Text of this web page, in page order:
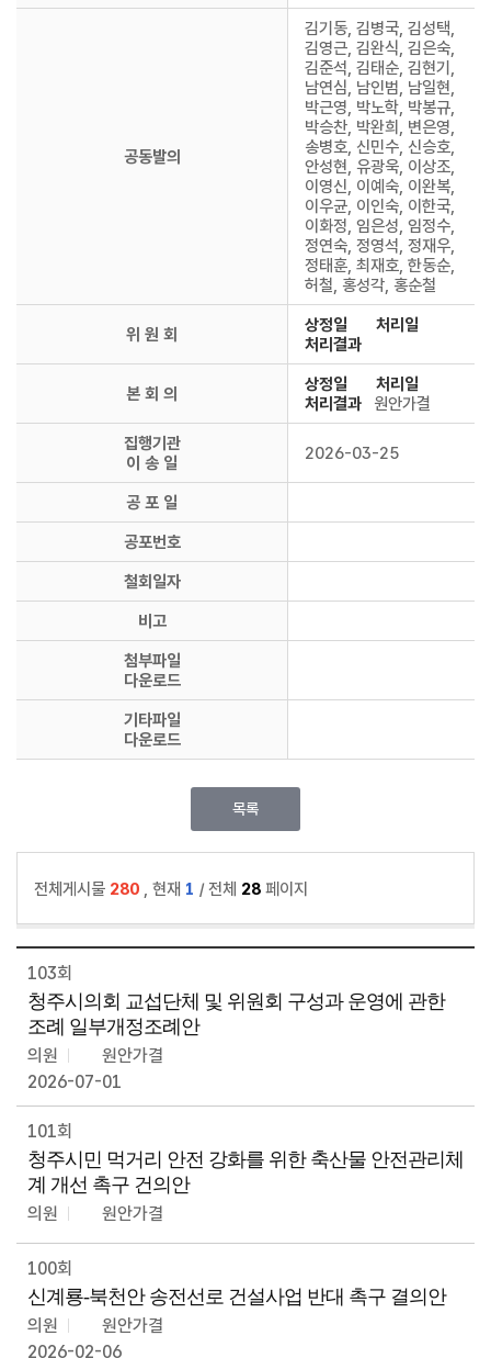
공동발의
김기동, 김병국, 김성택,
김영근, 김완식, 김은숙,
김준석, 김태순, 김현기,
남연심, 남인범, 남일현,
박근영, 박노학, 박봉규,
박승찬, 박완희, 변은영,
송병호, 신민수, 신승호,
안성현, 유광욱, 이상조,
이영신, 이예숙, 이완복,
이우균, 이인숙, 이한국,
이화정, 임은성, 임정수,
정연숙, 정영석, 정재우,
정태훈, 최재호, 한동순,
허철, 홍성각, 홍순철
위 원 회 상정일
처리일
처리결과
본 회 의 상정일
처리일
처리결과
원안가결
집행기관
이 송 일
2026-03-25
공 포 일
공포번호
철회일자
비고
첨부파일
다운로드
기타파일
다운로드
목록
전체게시물 280 , 현재 1 / 전체 28 페이지
103회
청주시의회 교섭단체 및 위원회 구성과 운영에 관한
조례 일부개정조례안
의원
원안가결
2026-07-01
101회
청주시민 먹거리 안전 강화를 위한 축산물 안전관리체
계 개선 촉구 건의안
의원 원안가결
100회
신계룡-북천안 송전선로 건설사업 반대 촉구 결의안
의원
원안가결
2026-02-06